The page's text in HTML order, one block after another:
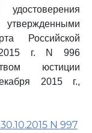
удостоверения
Российской
г. N 996
юстиции
2015 г.,
N 997